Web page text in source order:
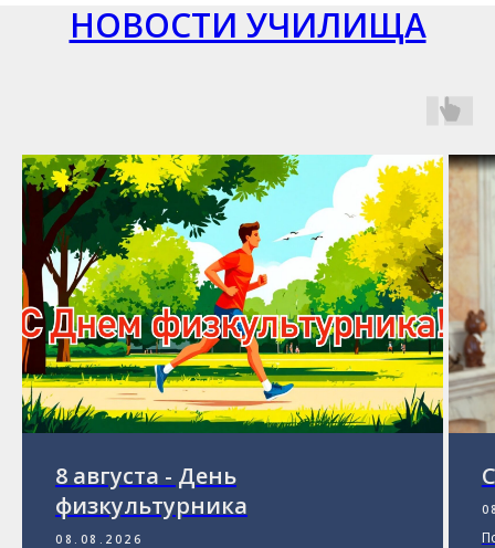
НОВОСТИ УЧИЛИЩА
8 августа - День
физкультурника
08.08.2026